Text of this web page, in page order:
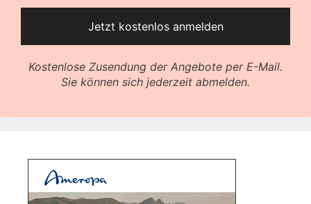
Kostenlose Zusendung der Angebote per E-Mail.
Sie können sich jederzeit abmelden.